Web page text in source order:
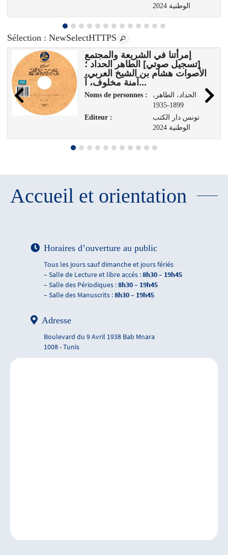
الوطنية 2024
Sélection : NewSelectHTTPS
إمرأتنا في الشريعة والمجتمع
[تسجيل صوتي] الطاهر الحداد ؛
الأصوات هشام بن الشيخ العربي،
آمنة مخلوف، آ...
Noms de personnes :
،الحداد، الطاهر
1899-1935
Editeur :
تونس دار الكتب
الوطنية 2024
Accueil et orientation
Horaires d’ouverture au public
Tous les jours sauf dimanche et jours fériés
– Salle de Lecture et libre accés :8h30 – 19h45
– Salle des Périodiques :8h30 – 19h45
– Salle des Manuscrits :8h30 – 19h45
Adresse
Boulevard du 9 Avril 1938 Bab Mnara
1008 - Tunis